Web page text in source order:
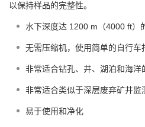
以保持样品的完整性。
水下深度达 1200 m（4000 ft）
无需压缩机，使用简单的自行车
非常适合钻孔、井、湖泊和海洋
非常适合类似于深层废弃矿井监
易于使用和净化